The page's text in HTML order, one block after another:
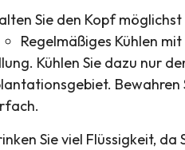
Sie den Kopf
Regelmäßiges Kühlen
Kühlen Sie dazu nur
Bewahren
Sie viel Flüssigkeit,